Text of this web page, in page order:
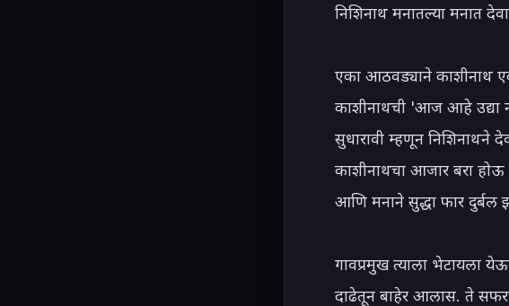
निशिनाथ मनातल्या मनात
एका आठवड्याने काशीनाथ
काशीनाथची 'आज आहे उद्या
सुधारावी म्हणून निशिनाथने
काशीनाथचा आजार बरा होऊ
आणि मनाने सुद्धा फार दुर्बल
गावप्रमुख त्याला भेटायला
दाढेतून बाहेर आलास. ते